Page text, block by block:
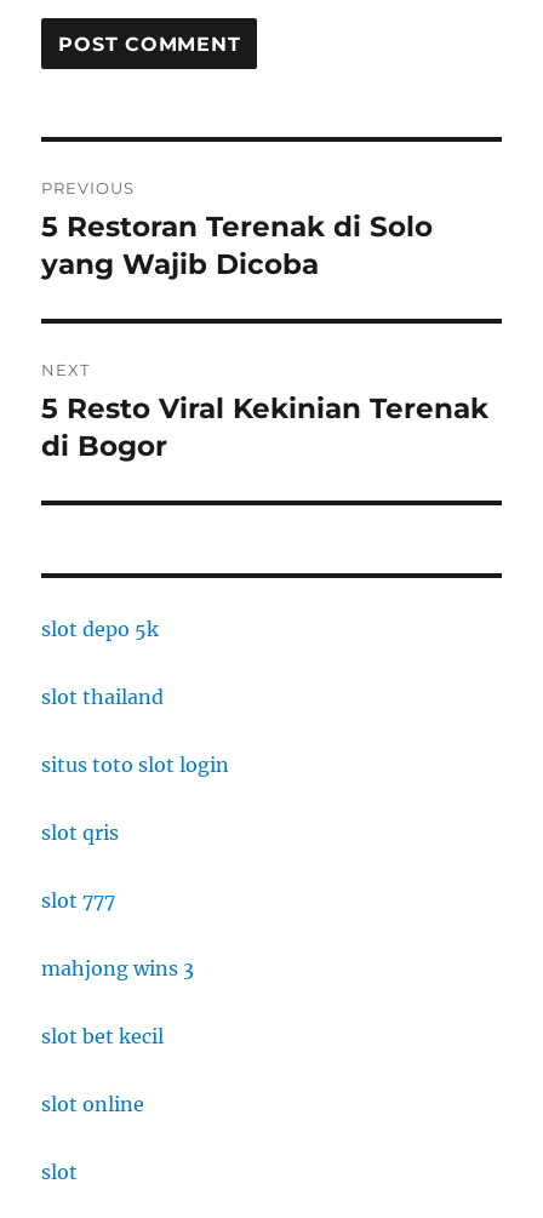
navigation
PREVIOUS
Previous
post:
5 Restoran Terenak di Solo
yang Wajib Dicoba
NEXT
Next
post:
5 Resto Viral Kekinian Terenak
di Bogor
slot depo 5k
slot thailand
situs toto slot login
slot qris
slot 777
mahjong wins 3
slot bet kecil
slot online
slot